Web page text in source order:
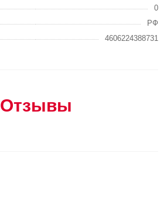
0
РФ
4606224388731
Отзывы